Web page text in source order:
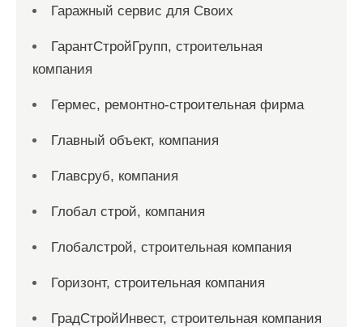
Гаражный сервис для Своих
ГарантСтройГрупп, строительная
компания
Гермес, ремонтно-строительная фирма
Главный объект, компания
Главсруб, компания
Глобал строй, компания
Глобалстрой, строительная компания
Горизонт, строительная компания
ГрадСтройИнвест, строительная компания